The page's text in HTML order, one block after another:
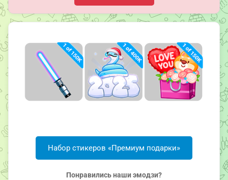
Набор стикеров «Премиум подарки»
Понравились наши эмодзи?